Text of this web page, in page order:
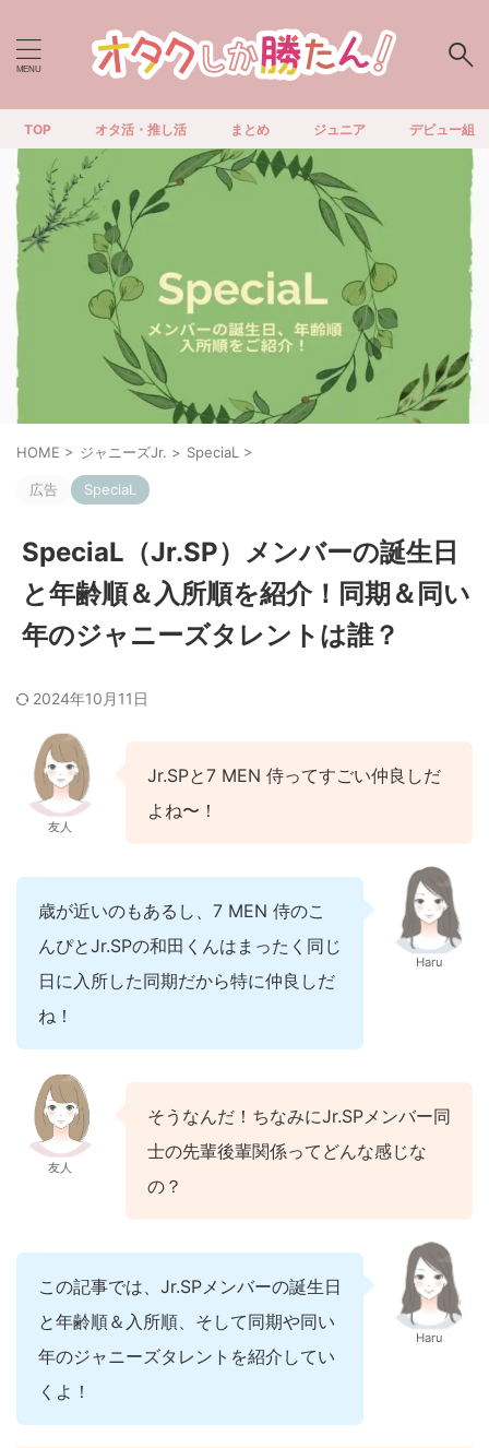
TOP オタ活・推し活 まとめ ジュニア デビュー組
HOME > ジャニーズJr. > SpeciaL >
広告 SpeciaL
SpeciaL（Jr.SP）メンバーの誕生日
と年齢順＆入所順を紹介！同期＆同い
年のジャニーズタレントは誰？
2024年10月11日
友人
Jr.SPと7 MEN 侍ってすごい仲良しだ
よね〜！
歳が近いのもあるし、7 MEN 侍のこ
んぴとJr.SPの和田くんはまったく同じ
日に入所した同期だから特に仲良しだ
ね！
Haru
友人
そうなんだ！ちなみにJr.SPメンバー同
士の先輩後輩関係ってどんな感じな
の？
この記事では、Jr.SPメンバーの誕生日
と年齢順＆入所順、そして同期や同い
年のジャニーズタレントを紹介してい
くよ！
Haru